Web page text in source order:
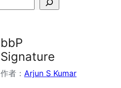
bbP
Signature
作者： Arjun S Kumar